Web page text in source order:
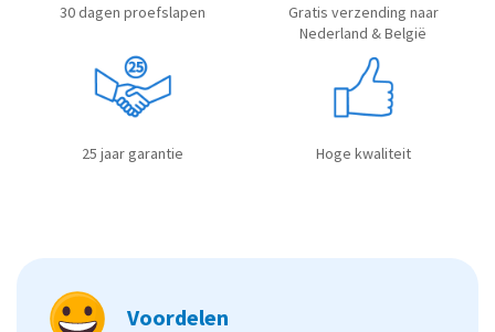
30 dagen proefslapen
Gratis verzending naar
Nederland & België
25 jaar garantie Hoge kwaliteit
Voordelen